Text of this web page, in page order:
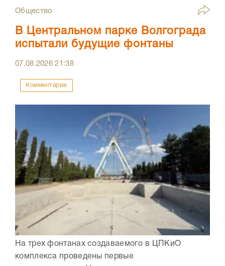
Общество
В Центральном парке Волгограда
испытали будущие фонтаны
07.08.202621:38
Комментарии
На трех фонтанах создаваемого в ЦПКиО
комплекса проведены первые